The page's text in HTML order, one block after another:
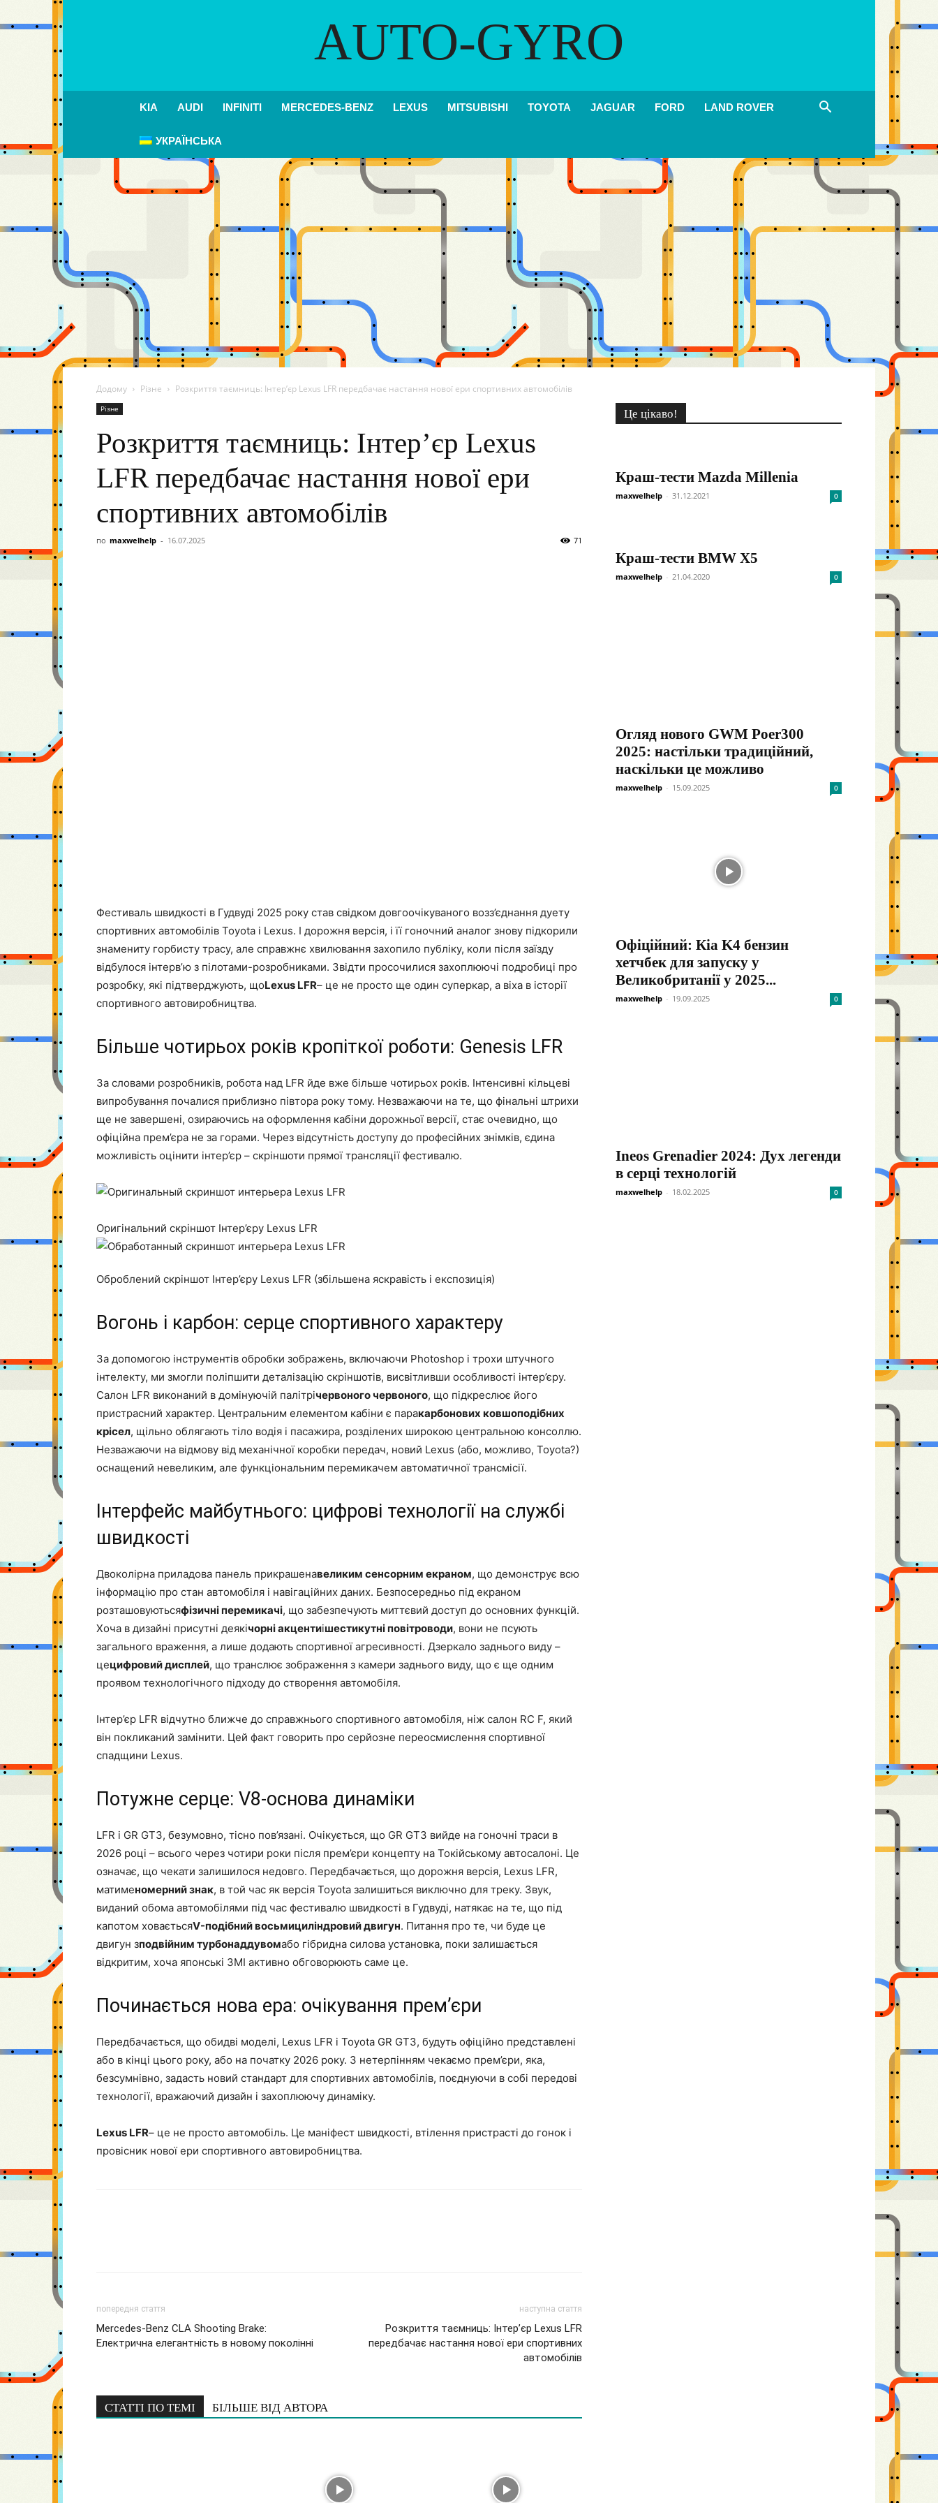
AUTO-GYRO
KIA AUDI INFINITI MERCEDES-BENZ LEXUS MITSUBISHI TOYOTA JAGUAR FORD LAND ROVER
УКРАЇНСЬКА
Додому Різне Розкриття таємниць: Інтер’єр Lexus LFR передбачає настання нової ери спортивних автомобілів
Різне
Розкриття таємниць: Інтер’єр Lexus
LFR передбачає настання нової ери
спортивних автомобілів
по maxwelhelp - 16.07.2025 71
Фестиваль швидкості в Гудвуді 2025 року став свідком довгоочікуваного возз’єднання дуету
спортивних автомобілів Toyota і Lexus. І дорожня версія, і її гоночний аналог знову підкорили
знамениту горбисту трасу, але справжнє хвилювання захопило публіку, коли після заїзду
відбулося інтерв’ю з пілотами-розробниками. Звідти просочилися захоплюючі подробиці про
розробку, які підтверджують, щоLexus LFR– це не просто ще один суперкар, а віха в історії
спортивного автовиробництва.
Більше чотирьох років кропіткої роботи: Genesis LFR
За словами розробників, робота над LFR йде вже більше чотирьох років. Інтенсивні кільцеві
випробування почалися приблизно півтора року тому. Незважаючи на те, що фінальні штрихи
ще не завершені, озираючись на оформлення кабіни дорожньої версії, стає очевидно, що
офіційна прем’єра не за горами. Через відсутність доступу до професійних знімків, єдина
можливість оцінити інтер’єр – скріншоти прямої трансляції фестивалю.
Оригінальний скріншот Інтер’єру Lexus LFR
Оброблений скріншот Інтер’єру Lexus LFR (збільшена яскравість і експозиція)
Вогонь і карбон: серце спортивного характеру
За допомогою інструментів обробки зображень, включаючи Photoshop і трохи штучного
інтелекту, ми змогли поліпшити деталізацію скріншотів, висвітливши особливості інтер’єру.
Салон LFR виконаний в домінуючій палітрічервоного червоного, що підкреслює його
пристрасний характер. Центральним елементом кабіни є паракарбонових ковшоподібних
крісел, щільно облягають тіло водія і пасажира, розділених широкою центральною консоллю.
Незважаючи на відмову від механічної коробки передач, новий Lexus (або, можливо, Toyota?)
оснащений невеликим, але функціональним перемикачем автоматичної трансмісії.
Інтерфейс майбутнього: цифрові технології на службі
швидкості
Двоколірна приладова панель прикрашенавеликим сенсорним екраном, що демонструє всю
інформацію про стан автомобіля і навігаційних даних. Безпосередньо під екраном
розташовуютьсяфізичні перемикачі, що забезпечують миттєвий доступ до основних функцій.
Хоча в дизайні присутні деякічорні акцентиішестикутні повітроводи, вони не псують
загального враження, а лише додають спортивної агресивності. Дзеркало заднього виду –
цецифровий дисплей, що транслює зображення з камери заднього виду, що є ще одним
проявом технологічного підходу до створення автомобіля.
Інтер’єр LFR відчутно ближче до справжнього спортивного автомобіля, ніж салон RC F, який
він покликаний замінити. Цей факт говорить про серйозне переосмислення спортивної
спадщини Lexus.
Потужне серце: V8-основа динаміки
LFR і GR GT3, безумовно, тісно пов’язані. Очікується, що GR GT3 вийде на гоночні траси в
2026 році – всього через чотири роки після прем’єри концепту на Токійському автосалоні. Це
означає, що чекати залишилося недовго. Передбачається, що дорожня версія, Lexus LFR,
матименомерний знак, в той час як версія Toyota залишиться виключно для треку. Звук,
виданий обома автомобілями під час фестивалю швидкості в Гудвуді, натякає на те, що під
капотом ховаєтьсяV-подібний восьмициліндровий двигун. Питання про те, чи буде це
двигун зподвійним турбонаддувомабо гібридна силова установка, поки залишається
відкритим, хоча японські ЗМІ активно обговорюють саме це.
Починається нова ера: очікування прем’єри
Передбачається, що обидві моделі, Lexus LFR і Toyota GR GT3, будуть офіційно представлені
або в кінці цього року, або на початку 2026 року. З нетерпінням чекаємо прем’єри, яка,
безсумнівно, задасть новий стандарт для спортивних автомобілів, поєднуючи в собі передові
технології, вражаючий дизайн і захоплюючу динаміку.
Lexus LFR– це не просто автомобіль. Це маніфест швидкості, втілення пристрасті до гонок і
провісник нової ери спортивного автовиробництва.
попередня стаття
Mercedes-Benz CLA Shooting Brake:
Електрична елегантність в новому поколінні
наступна стаття
Розкриття таємниць: Інтер’єр Lexus LFR
передбачає настання нової ери спортивних
автомобілів
СТАТТІ ПО ТЕМІ БІЛЬШЕ ВІД АВТОРА
Це цікаво!
Краш-тести Mazda Millenia
maxwelhelp - 31.12.2021 0
Краш-тести BMW X5
maxwelhelp - 21.04.2020 0
Огляд нового GWM Poer300
2025: настільки традиційний,
наскільки це можливо
maxwelhelp - 15.09.2025 0
Офіційний: Кіа K4 бензин
хетчбек для запуску у
Великобританії у 2025...
maxwelhelp - 19.09.2025 0
Ineos Grenadier 2024: Дух легенди
в серці технологій
maxwelhelp - 18.02.2025 0